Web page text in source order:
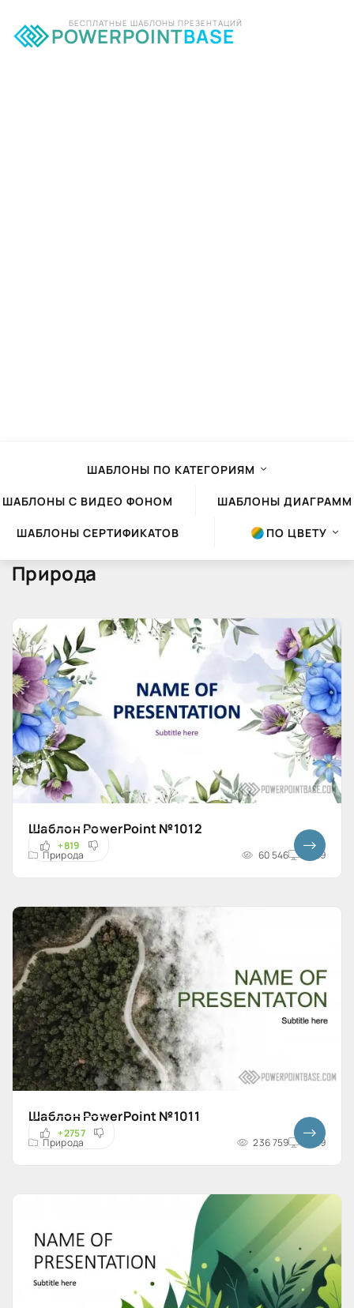
POWERPOINTBASE
БЕСПЛАТНЫЕ ШАБЛОНЫ ПРЕЗЕНТАЦИЙ
ШАБЛОНЫ ПО КАТЕГОРИЯМ
ШАБЛОНЫ С ВИДЕО ФОНОМ ШАБЛОНЫ ДИАГРАММ
ШАБЛОНЫ СЕРТИФИКАТОВ ПО ЦВЕТУ
Природа
Шаблон PowerPoint №1012
Природа 60 546 16x9
+819
Шаблон PowerPoint №1011
Природа 236 759 16x9
+2757